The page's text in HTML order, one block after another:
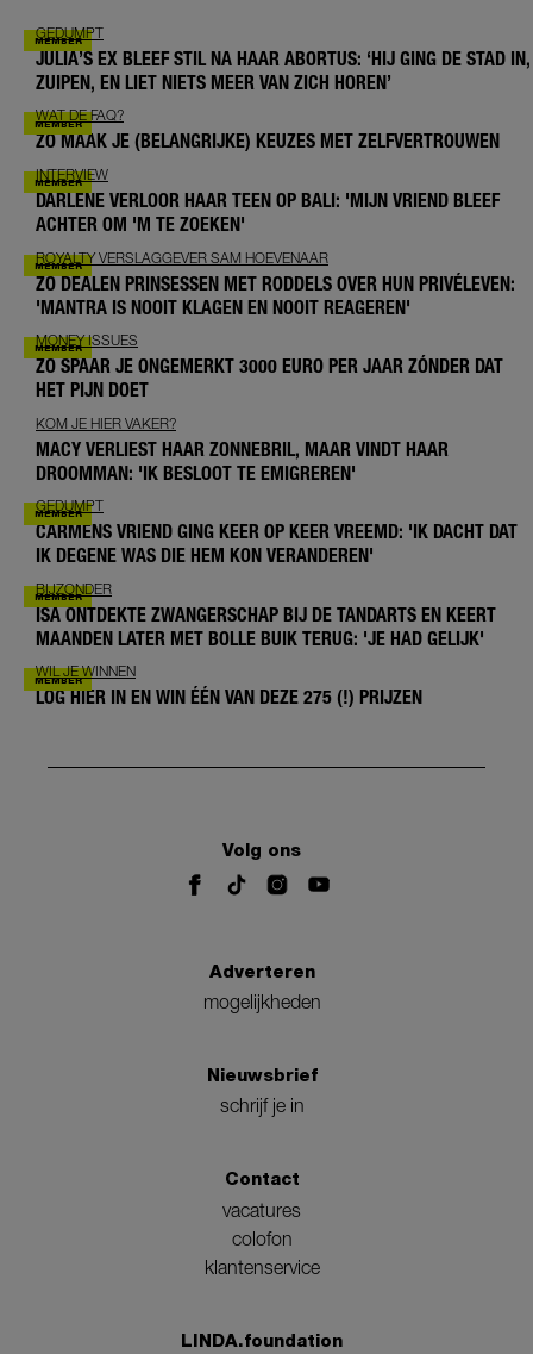
GEDUMPT
JULIA’S EX BLEEF STIL NA HAAR ABORTUS: ‘HIJ GING DE STAD IN,
ZUIPEN, EN LIET NIETS MEER VAN ZICH HOREN’
WAT DE FAQ?
ZO MAAK JE (BELANGRIJKE) KEUZES MET ZELFVERTROUWEN
INTERVIEW
DARLENE VERLOOR HAAR TEEN OP BALI: 'MIJN VRIEND BLEEF
ACHTER OM 'M TE ZOEKEN'
ROYALTY VERSLAGGEVER SAM HOEVENAAR
ZO DEALEN PRINSESSEN MET RODDELS OVER HUN PRIVÉLEVEN:
'MANTRA IS NOOIT KLAGEN EN NOOIT REAGEREN'
MONEY ISSUES
ZO SPAAR JE ONGEMERKT 3000 EURO PER JAAR ZÓNDER DAT
HET PIJN DOET
KOM JE HIER VAKER?
MACY VERLIEST HAAR ZONNEBRIL, MAAR VINDT HAAR
DROOMMAN: 'IK BESLOOT TE EMIGREREN'
GEDUMPT
CARMENS VRIEND GING KEER OP KEER VREEMD: 'IK DACHT DAT
IK DEGENE WAS DIE HEM KON VERANDEREN'
BIJZONDER
ISA ONTDEKTE ZWANGERSCHAP BIJ DE TANDARTS EN KEERT
MAANDEN LATER MET BOLLE BUIK TERUG: 'JE HAD GELIJK'
WIL JE WINNEN
LOG HIER IN EN WIN ÉÉN VAN DEZE 275 (!) PRIJZEN
Volg ons
Adverteren
mogelijkheden
Nieuwsbrief
schrijf je in
Contact
vacatures
colofon
klantenservice
LINDA.foundation